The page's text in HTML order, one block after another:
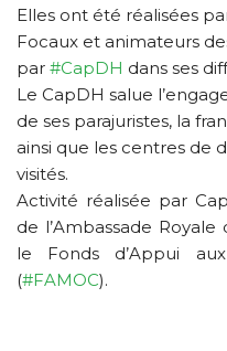
Elles ont été réalisées
Focaux et animateurs
par #CapDH dans ses
Le CapDH salue
de ses parajuristes, la
ainsi que les centres de
visités.
Activité réalisée par
de l’Ambassade
le Fonds d’Appui
(#FAMOC).